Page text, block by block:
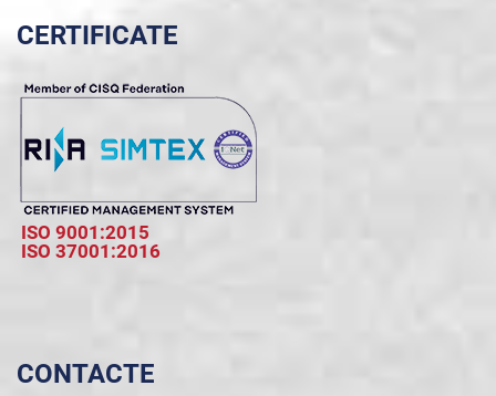
CERTIFICATE
ISO 9001:2015
ISO 37001:2016
CONTACTE